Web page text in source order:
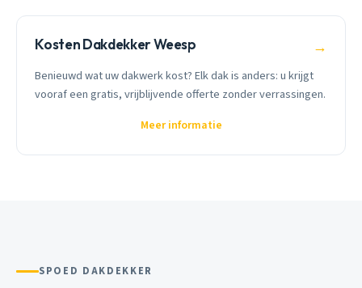
Kosten Dakdekker Weesp →
Benieuwd wat uw dakwerk kost? Elk dak is anders: u krijgt
vooraf een gratis, vrijblijvende offerte zonder verrassingen.
Meer informatie
SPOED DAKDEKKER